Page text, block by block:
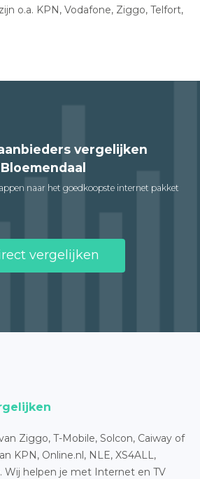
o.a. KPN, Vodafone, Ziggo, Telfort,
vergelijken
Bloemendaal
naar het goedkoopste internet pakket
vergelijken
Ziggo, T-Mobile, Solcon, Caiway of
KPN, Online.nl, NLE, XS4ALL,
Wij helpen je met Internet en TV